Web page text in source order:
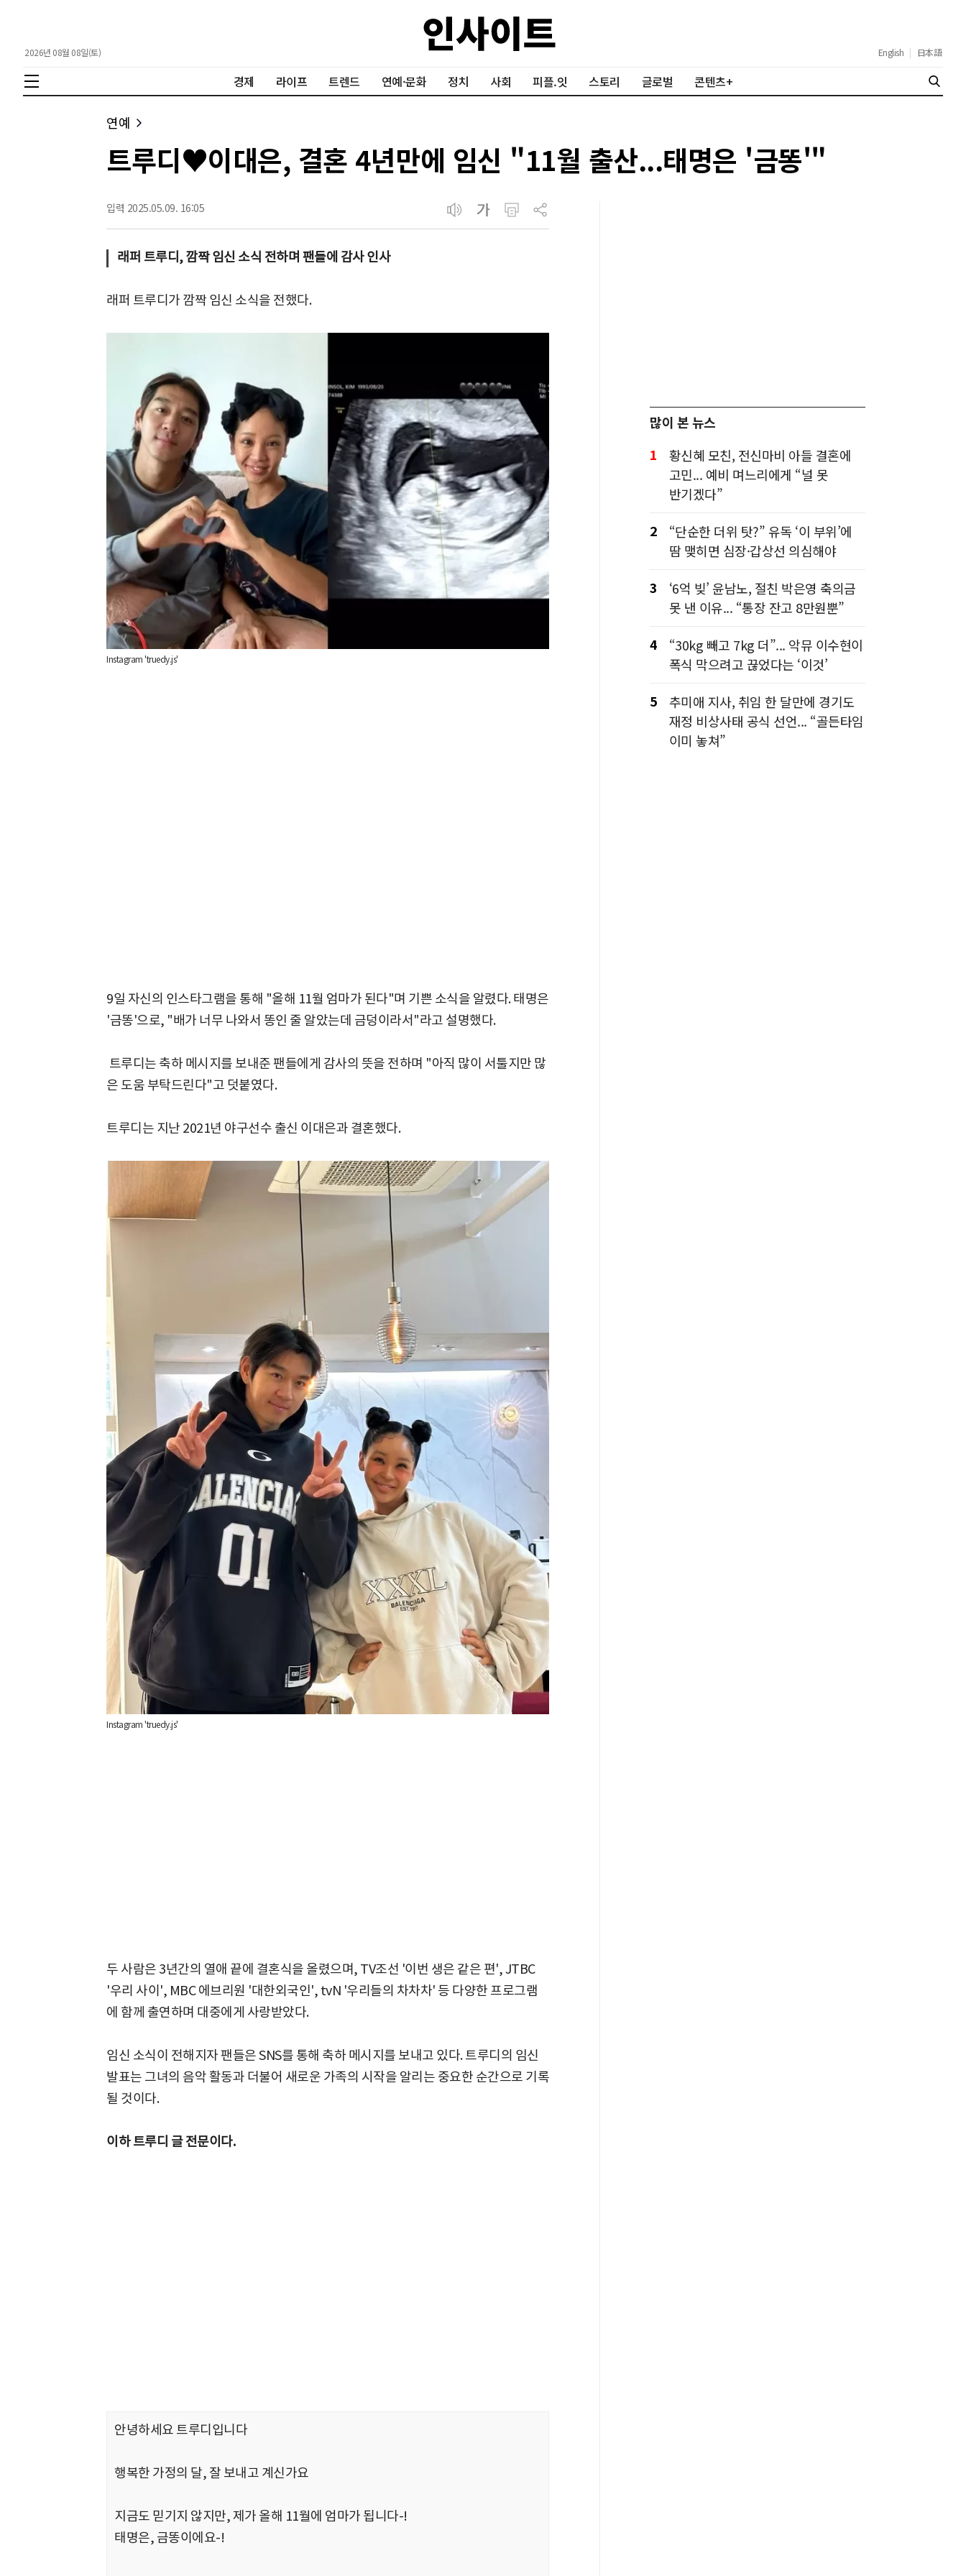
2026년 08월 08일(토) English | 日本語
경제 라이프 트렌드 연예·문화 정치 사회 피플.잇 스토리 글로벌 콘텐츠+
연예
트루디♥이대은, 결혼 4년만에 임신 "11월 출산...태명은 '금똥'"
입력 2025.05.09. 16:05
래퍼 트루디, 깜짝 임신 소식 전하며 팬들에 감사 인사
래퍼 트루디가 깜짝 임신 소식을 전했다.
Instagram 'truedy.js'
9일 자신의 인스타그램을 통해 "올해 11월 엄마가 된다"며 기쁜 소식을 알렸다. 태명은
'금똥'으로, "배가 너무 나와서 똥인 줄 알았는데 금덩이라서"라고 설명했다.
트루디는 축하 메시지를 보내준 팬들에게 감사의 뜻을 전하며 "아직 많이 서툴지만 많
은 도움 부탁드린다"고 덧붙였다.
트루디는 지난 2021년 야구선수 출신 이대은과 결혼했다.
Instagram 'truedy.js'
두 사람은 3년간의 열애 끝에 결혼식을 올렸으며, TV조선 '이번 생은 같은 편', JTBC
'우리 사이', MBC 에브리원 '대한외국인', tvN '우리들의 차차차' 등 다양한 프로그램
에 함께 출연하며 대중에게 사랑받았다.
임신 소식이 전해지자 팬들은 SNS를 통해 축하 메시지를 보내고 있다. 트루디의 임신
발표는 그녀의 음악 활동과 더불어 새로운 가족의 시작을 알리는 중요한 순간으로 기록
될 것이다.
이하 트루디 글 전문이다.
안녕하세요 트루디입니다
행복한 가정의 달, 잘 보내고 계신가요
지금도 믿기지 않지만, 제가 올해 11월에 엄마가 됩니다-!
태명은, 금똥이에요-!
많이 본 뉴스
1
황신혜 모친, 전신마비 아들 결혼에
고민... 예비 며느리에게 “널 못
반기겠다”
2
“단순한 더위 탓?” 유독 ‘이 부위’에
땀 맺히면 심장·갑상선 의심해야
3
‘6억 빚’ 윤남노, 절친 박은영 축의금
못 낸 이유... “통장 잔고 8만원뿐”
4
“30kg 빼고 7kg 더”... 악뮤 이수현이
폭식 막으려고 끊었다는 ‘이것’
5
추미애 지사, 취임 한 달만에 경기도
재정 비상사태 공식 선언... “골든타임
이미 놓쳐”